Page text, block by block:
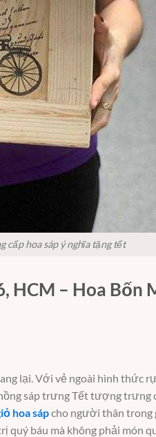
cấp hoa sáp ý nghĩa tặng tết
HCM – Hoa Bốn
lại. Với vẻ ngoài hình thức
sáp trưng Tết tượng trưng
hoa sápcho người thân trong
báu mà không phải món